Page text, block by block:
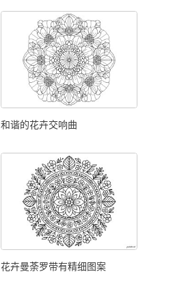
和谐的花卉交响曲
花卉曼荼罗带有精细图案